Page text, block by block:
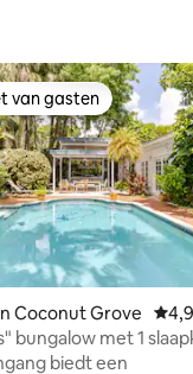
4,98 op 5, 174
van gasten
van gasten
Coconut Grove
bungalow met 1
BBQbiedt een